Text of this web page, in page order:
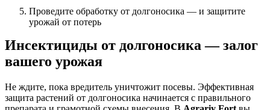
Проведите обработку от долгоносика — и защитите
урожай от потерь
Инсектициды от долгоносика — залог
вашего урожая
Не ждите, пока вредитель уничтожит посевы. Эффективная
защита растений от долгоносика начинается с правильного